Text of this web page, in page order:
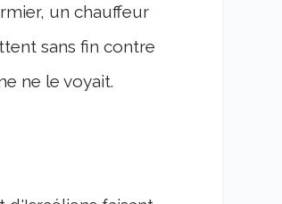
un chauffeur
sans fin contre
ne le voyait.